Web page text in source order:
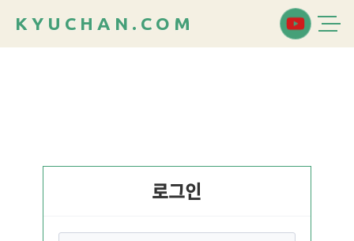
K Y U C H A N . C O M
로그인